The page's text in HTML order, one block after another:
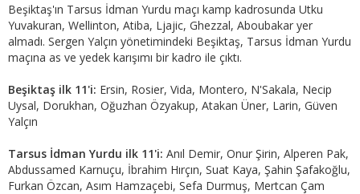
Beşiktaş'ın Tarsus İdman Yurdu maçı kamp kadrosunda Utku
Yuvakuran, Wellinton, Atiba, Ljajic, Ghezzal, Aboubakar yer
almadı. Sergen Yalçın yönetimindeki Beşiktaş, Tarsus İdman Yurdu
maçına as ve yedek karışımı bir kadro ile çıktı.
Beşiktaş ilk 11'i: Ersin, Rosier, Vida, Montero, N'Sakala, Necip
Uysal, Dorukhan, Oğuzhan Özyakup, Atakan Üner, Larin, Güven
Yalçın
Tarsus İdman Yurdu ilk 11'i: Anıl Demir, Onur Şirin, Alperen Pak,
Abdussamed Karnuçu, İbrahim Hırçın, Suat Kaya, Şahin Şafakoğlu,
Furkan Özcan, Asım Hamzaçebi, Sefa Durmuş, Mertcan Çam